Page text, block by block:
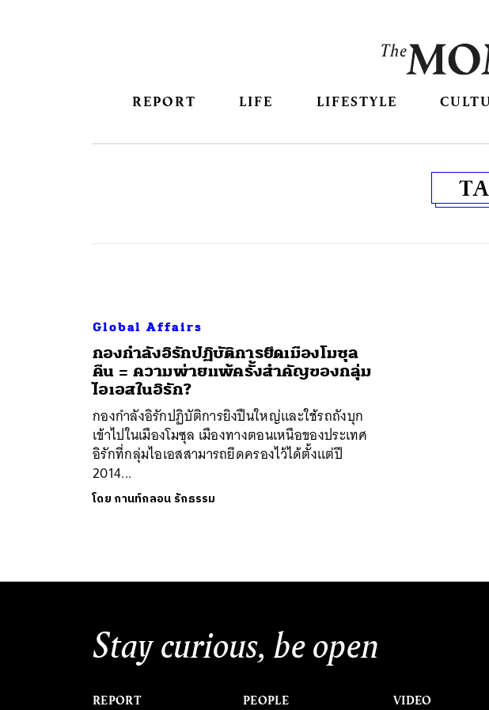
REPORT LIFE LIFESTYLE
Global Affairs
กองกำลังอิรักปฏิบัติการยึดเมืองโมซุล
คืน = ความพ่ายแพ้ครั้งสำคัญของกลุ่ม
ไอเอสในอิรัก?
กองกำลังอิรักปฏิบัติการยิงปืนใหญ่และใช้รถถังบุก
เข้าไปในเมืองโมซุล เมืองทางตอนเหนือของประเทศ
อิรักที่กลุ่มไอเอสสามารถยึดครองไว้ได้ตั้งแต่ปี
2014...
โดย กานท์กลอน รักธรรม
Stay curious, be open
REPORT PEOPLE VIDEO